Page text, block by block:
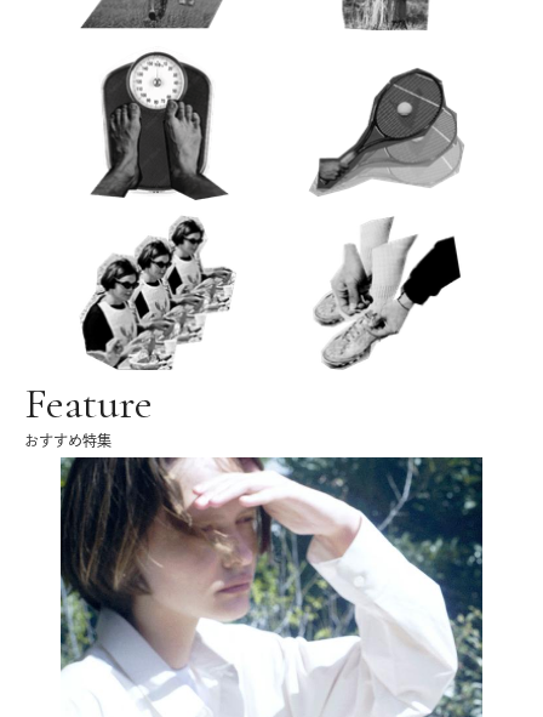
Feature
おすすめ特集